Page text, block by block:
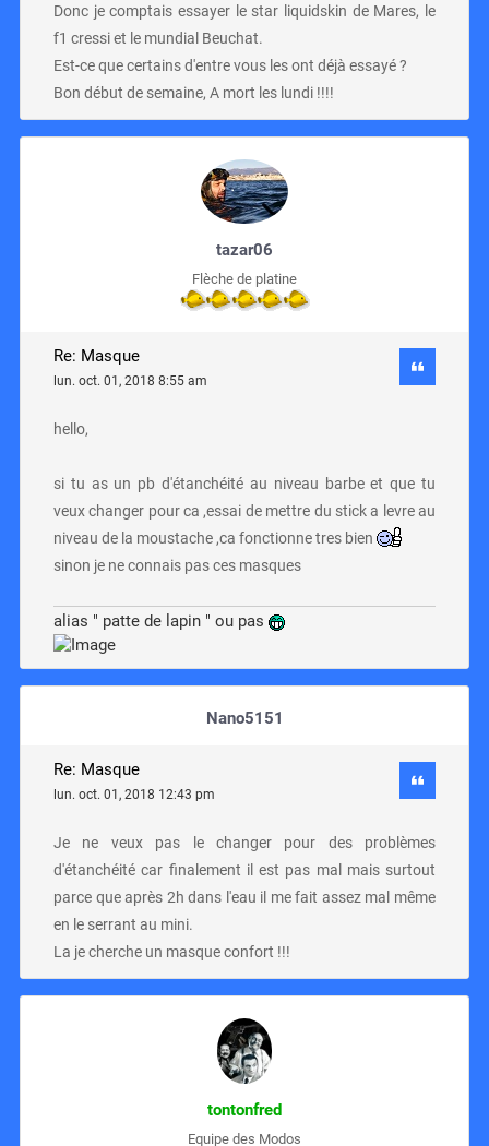
Donc je comptais essayer le star liquidskin de Mares, le
f1 cressi et le mundial Beuchat.
Est-ce que certains d'entre vous les ont déjà essayé ?
Bon début de semaine, A mort les lundi !!!!
tazar06
Flèche de platine
Re: Masque
lun. oct. 01, 2018 8:55 am
hello,
si tu as un pb d'étanchéité au niveau barbe et que tu
veux changer pour ca ,essai de mettre du stick a levre au
niveau de la moustache ,ca fonctionne tres bien
sinon je ne connais pas ces masques
alias " patte de lapin " ou pas
Nano5151
Re: Masque
lun. oct. 01, 2018 12:43 pm
Je ne veux pas le changer pour des problèmes
d'étanchéité car finalement il est pas mal mais surtout
parce que après 2h dans l'eau il me fait assez mal même
en le serrant au mini.
La je cherche un masque confort !!!
tontonfred
Equipe des Modos